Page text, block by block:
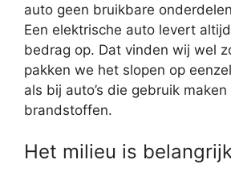
auto geen bruikbare
Een elektrische auto levert
bedrag op. Dat vinden wij wel
pakken we het slopen op
als bij auto’s die gebruik
brandstoffen.
Het milieu is